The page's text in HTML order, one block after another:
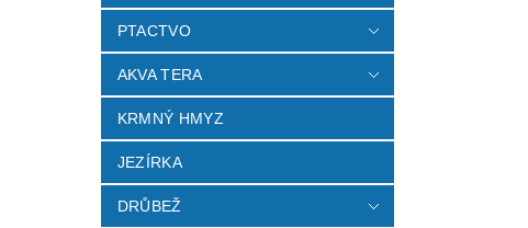
PTACTVO
AKVA TERA
KRMNÝ HMYZ
JEZÍRKA
DRŮBEŽ